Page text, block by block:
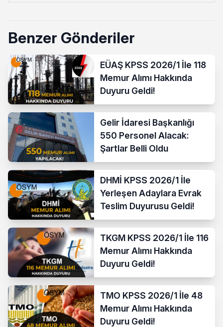
Benzer Gönderiler
EÜAŞ KPSS 2026/1 İle 118
Memur Alımı Hakkında
Duyuru Geldi!
Gelir İdaresi Başkanlığı
550 Personel Alacak:
Şartlar Belli Oldu
DHMİ KPSS 2026/1 İle
Yerleşen Adaylara Evrak
Teslim Duyurusu Geldi!
TKGM KPSS 2026/1 İle 116
Memur Alımı Hakkında
Duyuru Geldi!
TMO KPSS 2026/1 İle 48
Memur Alımı Hakkında
Duyuru Geldi!